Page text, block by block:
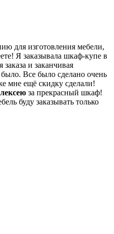
для изготовления мебели,
Я заказывала шкаф-купе в
и заканчивая
Все было сделано очень
мне ещё скидку сделали!
за прекрасный шкаф!
буду заказывать только